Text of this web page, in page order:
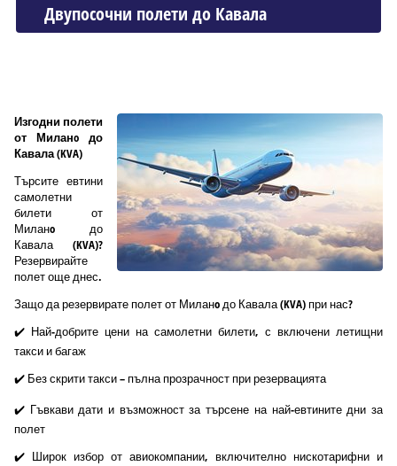
Двупосочни полети до Кавала
Изгодни полети
от Миланo до
Кавала (KVA)
Търсите евтини
самолетни
билети от
Миланo до
Кавала (KVA)?
Резервирайте
полет още днес.
Защо да резервирате полет от Миланo до Кавала (KVA) при нас?
✔️ Най-добрите цени на самолетни билети, с включени летищни
такси и багаж
✔️ Без скрити такси – пълна прозрачност при резервацията
✔️ Гъвкави дати и възможност за търсене на най-евтините дни за
полет
✔️ Широк избор от авиокомпании, включително нискотарифни и